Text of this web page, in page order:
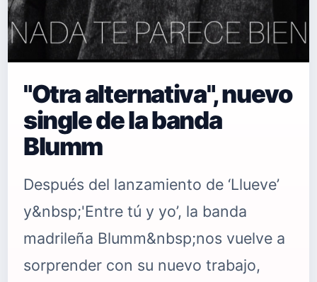
"Otra alternativa", nuevo
single de la banda
Blumm
Después del lanzamiento de ‘Llueve’
y&nbsp;'Entre tú y yo’, la banda
madrileña Blumm&nbsp;nos vuelve a
sorprender con su nuevo trabajo,